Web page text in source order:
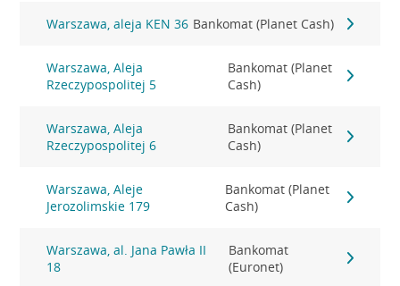
Warszawa, aleja KEN 36 Bankomat (Planet Cash)
Warszawa, Aleja
Rzeczypospolitej 5
Bankomat (Planet
Cash)
Warszawa, Aleja
Rzeczypospolitej 6
Bankomat (Planet
Cash)
Warszawa, Aleje
Jerozolimskie 179
Bankomat (Planet
Cash)
Warszawa, al. Jana Pawła II
18
Bankomat
(Euronet)